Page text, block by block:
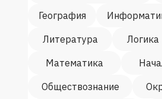
География
Литература
Логика
Математика
Обществознание